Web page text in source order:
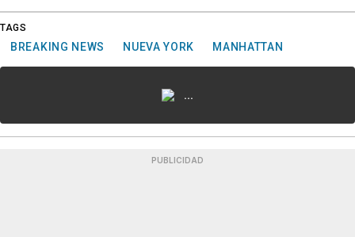
TAGS
BREAKING NEWS NUEVA YORK MANHATTAN
...
PUBLICIDAD